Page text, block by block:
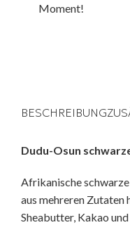
Moment!
BESCHREIBUNG
Dudu-Osun
Afrikanische
aus mehreren Zutaten
Sheabutter, Kakao